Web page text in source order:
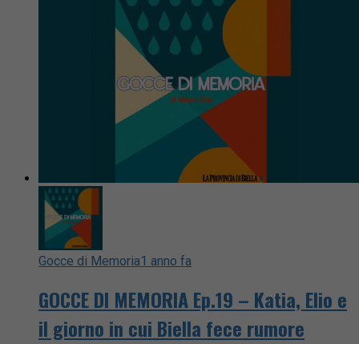
Gocce di Memoria1 anno fa
GOCCE DI MEMORIA Ep.19 – Katia, Elio e
il giorno in cui Biella fece rumore